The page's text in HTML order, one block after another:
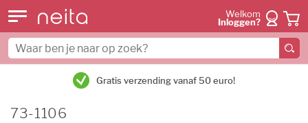
Welkom
Inloggen?
Gratis verzending vanaf 50 euro!
73-1106